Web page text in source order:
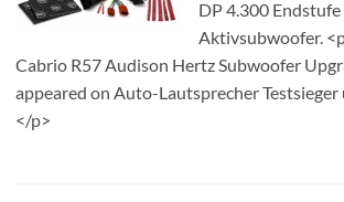
DP 4.300
Aktivsubwoofer.
Cabrio R57 Audison Hertz Subwoofer
appeared on Auto-Lautsprecher Testsieger
</p>